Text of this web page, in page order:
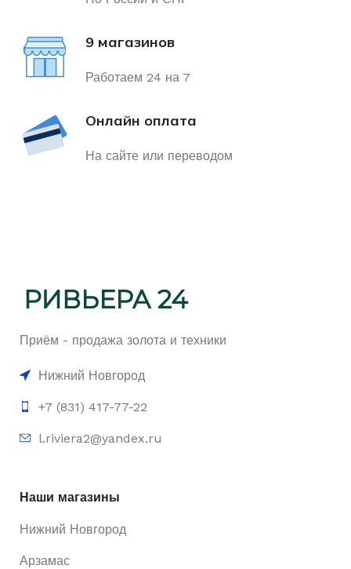
ДЛЯ КОГО9 магазинов
Работаем 24 на 7
Онлайн оплата
На сайте или переводом
Приём - продажа золота и техники
Нижний Новгород
+7 (831) 417-77-22
l.riviera2@yandex.ru
Наши магазины
Нижний Новгород
Арзамас